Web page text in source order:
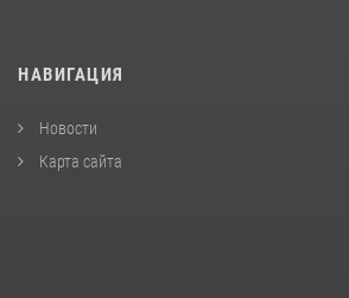
НАВИГАЦИЯ
Новости
Карта сайта